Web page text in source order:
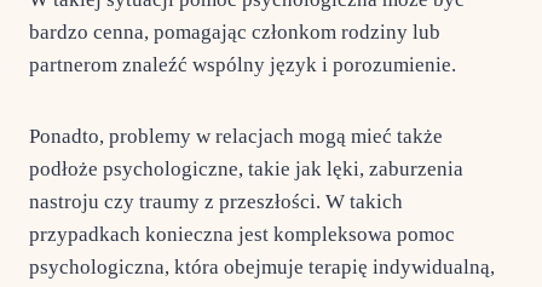
bardzo cenna, pomagając członkom rodziny lub
partnerom znaleźć wspólny język i porozumienie.
Ponadto, problemy w relacjach mogą mieć także
podłoże psychologiczne, takie jak lęki, zaburzenia
nastroju czy traumy z przeszłości. W takich
przypadkach konieczna jest kompleksowa pomoc
psychologiczna, która obejmuje terapię indywidualną,